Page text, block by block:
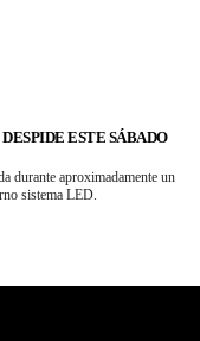
ESTE SÁBADO
durante aproximadamente un
sistema LED.